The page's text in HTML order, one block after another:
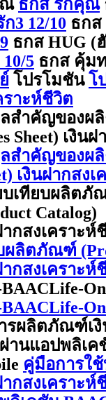
ธกส รักคุณ
ก3 12/10 ธกส
ธกส HUG (
5 ธกส คุ้ม
โปรโมชัน โ
ราะห์ชีวิต
สำคัญของผ
Sheet) เงิน
สำคัญของผ
เงินฝากสง
บเทียบผลิตภั
Catalog)
ากสงเคราะห์
ผลิตภัณฑ์
ากสงเคราะห์
รผลิตภัณฑ์เงิ
านแอปพลิเค
คู่มือการใ
ากสงเคราะห์